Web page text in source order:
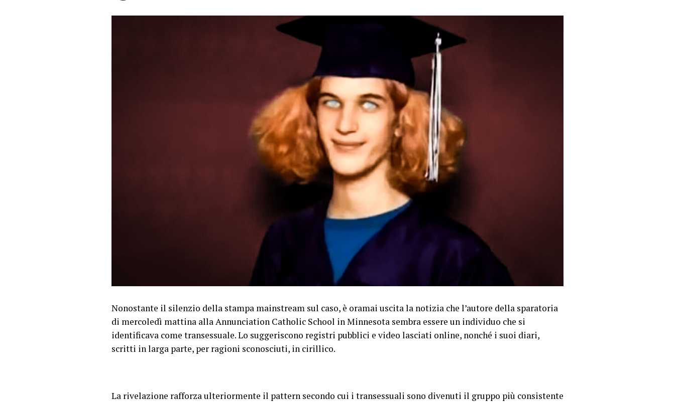
Nonostante il silenzio della stampa mainstream sul caso, è oramai uscita la notizia che l’autore della sparatoria
di mercoledì mattina alla Annunciation Catholic School in Minnesota sembra essere un individuo che si
identificava come transessuale. Lo suggeriscono registri pubblici e video lasciati online, nonché i suoi diari,
scritti in larga parte, per ragioni sconosciuti, in cirillico.
La rivelazione rafforza ulteriormente il pattern secondo cui i transessuali sono divenuti il gruppo più consistente